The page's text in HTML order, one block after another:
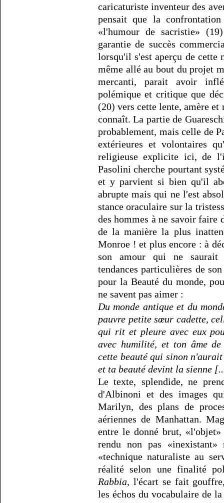
caricaturiste inventeur des
pensait que la
«l'humour de sacristie»
garantie de succès
lorsqu'il s'est aperçu de
même allé au bout du projet
mercanti, parait avoir
polémique et critique que
(20) vers cette lente, amère
connaît. La partie de
probablement, mais celle de
extérieures et volontaires
religieuse explicite ici, de
Pasolini cherche pourtant
et y parvient si bien qu'il
abrupte mais qui ne l'est
stance oraculaire sur la
des hommes à ne savoir
de la manière la plus
Monroe ! et plus encore : à
son amour qui ne saurait
tendances particulières de
pour la Beauté du monde,
ne savent pas aimer :
Du monde antique et du
pauvre petite sœur cadette,
qui rit et pleure avec eux
avec humilité, et ton âme
cette beauté qui sinon
et ta beauté devint la sienne
Le texte, splendide, ne
d'Albinoni et des images
Marilyn, des plans de
aériennes de Manhattan.
entre le donné brut,
rendu non pas «inexistant»
«technique naturaliste au
réalité selon une finalité
Rabbia, l'écart se fait
les échos du vocabulaire de